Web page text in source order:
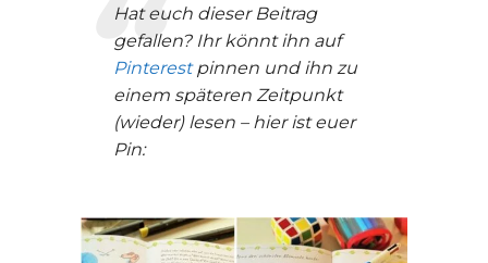
Hat euch dieser Beitrag
gefallen? Ihr könnt ihn auf
Pinterestpinnen und ihn zu
einem späteren Zeitpunkt
(wieder) lesen – hier ist euer
Pin: